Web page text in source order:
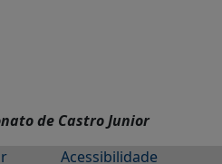
de Castro Junior
Acessibilidade